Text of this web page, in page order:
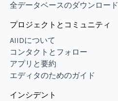
全データベースのダウンロード
プロジェクトとコミュニティ
AIIDについて
コンタクトとフォロー
アプリと要約
エディタのためのガイド
インシデント